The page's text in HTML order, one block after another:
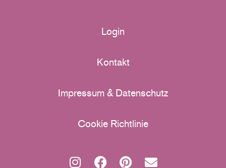
Login
Kontakt
Impressum & Datenschutz
Cookie Richtlinie